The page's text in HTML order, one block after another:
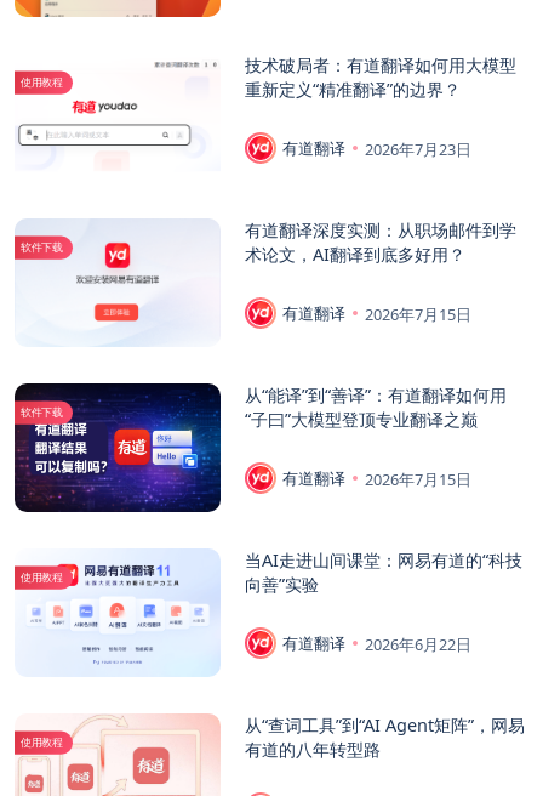
使用教程
技术破局者：有道翻译如何用大模型
重新定义“精准翻译”的边界？
有道翻译 2026年7月23日
软件下载
有道翻译深度实测：从职场邮件到学
术论文，AI翻译到底多好用？
有道翻译 2026年7月15日
软件下载
从“能译”到“善译”：有道翻译如何用
“子曰”大模型登顶专业翻译之巅
有道翻译 2026年7月15日
使用教程
当AI走进山间课堂：网易有道的“科技
向善”实验
有道翻译 2026年6月22日
使用教程
从“查词工具”到“AI Agent矩阵”，网易
有道的八年转型路